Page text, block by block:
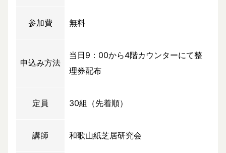
参加費 無料
申込み方法
当日9：00から4階カウンターにて整
理券配布
定員 30組（先着順）
講師 和歌山紙芝居研究会